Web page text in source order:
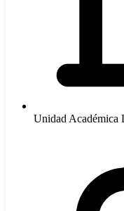
Unidad Académica